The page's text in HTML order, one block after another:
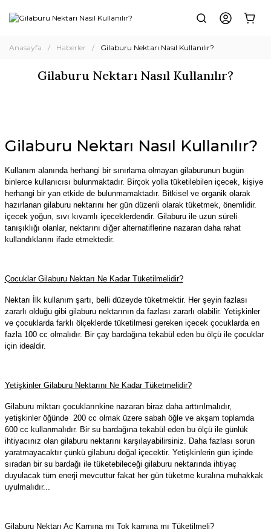
Anasayfa Haberler Gilaburu Nektarı Nasıl Kullanılır?
Gilaburu Nektarı Nasıl Kullanılır?
Gilaburu Nektarı Nasıl Kullanılır?
Kullanım alanında herhangi bir sınırlama olmayan gilaburunun bugün
binlerce kullanıcısı bulunmaktadır. Birçok yolla tüketilebilen içecek, kişiye
herhangi bir yan etkide de bulunmamaktadır. Bitkisel ve organik olarak
hazırlanan gilaburu nektarını her gün düzenli olarak tüketmek, önemlidir.
içecek yoğun, sıvı kıvamlı içeceklerdendir. Gilaburu ile uzun süreli
tanışıklığı olanlar, nektarını diğer alternatiflerine nazaran daha rahat
kullandıklarını ifade etmektedir.
Çocuklar Gilaburu Nektarı Ne Kadar Tüketilmelidir?
Nektarı İlk kullanım şartı, belli düzeyde tüketmektir. Her şeyin fazlası
zararlı olduğu gibi gilaburu nektarının da fazlası zararlı olabilir. Yetişkinler
ve çocuklarda farklı ölçeklerde tüketilmesi gereken içecek çocuklarda en
fazla 100 cc olmalıdır. Bir çay bardağına tekabül eden bu ölçü ile çocuklar
için idealdir.
Yetişkinler Gilaburu Nektarını Ne Kadar Tüketmelidir?
Gilaburu miktarı çocuklarınkine nazaran biraz daha arttırılmalıdır,
yetişkinler öğünde 200 cc olmak üzere sabah öğle ve akşam toplamda
600 cc kullanmalıdır. Bir su bardağına tekabül eden bu ölçü ile günlük
ihtiyacınız olan gilaburu nektarını karşılayabilirsiniz. Daha fazlası sorun
yaratmayacaktır çünkü gilaburu doğal içecektir. Yetişkinlerin gün içinde
sıradan bir su bardağı ile tüketebileceği gilaburu nektarında ihtiyaç
duyulacak tüm enerji mevcuttur fakat her gün tüketme kuralına muhakkak
uyulmalıdır...
Gilaburu Nektarı Aç Karnına mı Tok karnına mı Tüketilmeli?